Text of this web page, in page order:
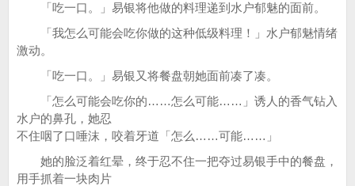
「吃一口。」易银将他做的料理递到水户郁魅的面前。
「我怎么可能会吃你做的这种低级料理！」水户郁魅情绪
激动。
「吃一口。」易银又将餐盘朝她面前凑了凑。
「怎么可能会吃你的……怎么可能……」诱人的香气钻入
水户的鼻孔，她忍
不住咽了口唾沫，咬着牙道「怎么……可能……」
她的脸泛着红晕，终于忍不住一把夺过易银手中的餐盘，
用手抓着一块肉片